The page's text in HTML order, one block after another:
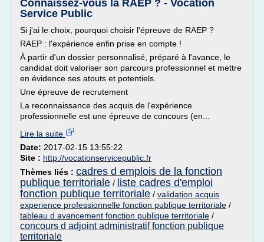
Connaissez-vous la RAEP ? - Vocation
Service Public
Si j'ai le choix, pourquoi choisir l'épreuve de RAEP ?
RAEP : l'expérience enfin prise en compte !
À partir d'un dossier personnalisé, préparé à l'avance, le
candidat doit valoriser son parcours professionnel et mettre
en évidence ses atouts et potentiels.
Une épreuve de recrutement
La reconnaissance des acquis de l'expérience
professionnelle est une épreuve de concours (en...
Lire la suite
Date: 2017-02-15 13:55:22
Site : http://vocationservicepublic.fr
Thèmes liés : cadres d emplois de la fonction
publique territoriale / liste cadres d'emploi
fonction publique territoriale / validation acquis
experience professionnelle fonction publique territoriale /
tableau d avancement fonction publique territoriale /
concours d adjoint administratif fonction publique
territoriale